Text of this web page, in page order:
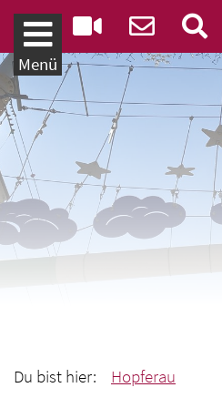
Weiter zum Inhalt
Menü
Du bist hier: Hopferau